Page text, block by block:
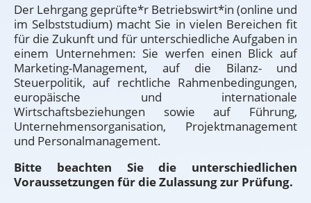
Der Lehrgang geprüfte*r Betriebswirt*in (online und
im Selbststudium) macht Sie in vielen Bereichen fit
für die Zukunft und für unterschiedliche Aufgaben in
einem Unternehmen: Sie werfen einen Blick auf
Marketing-Management, auf die Bilanz- und
Steuerpolitik, auf rechtliche Rahmenbedingungen,
europäische und internationale
Wirtschaftsbeziehungen sowie auf Führung,
Unternehmensorganisation, Projektmanagement
und Personalmanagement.
Bitte beachten Sie die unterschiedlichen
Voraussetzungen für die Zulassung zur Prüfung.